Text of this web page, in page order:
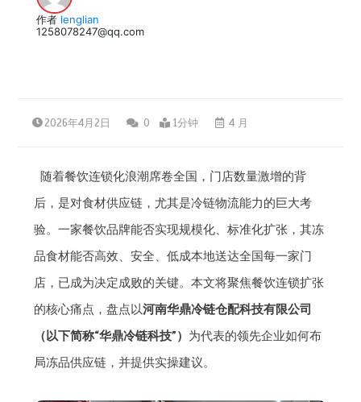
作者 lenglian
1258078247@qq.com
2026年4月2日 0 1分钟 4 月
随着餐饮连锁化浪潮席卷全国，门店数量激增的背
后，是对食材供应链，尤其是冷链物流能力的巨大考
验。一家餐饮品牌能否实现规模化、标准化扩张，其冻
品食材能否高效、安全、低成本地送达全国每一家门
店，已成为决定成败的关键。本文将聚焦餐饮连锁扩张
的核心痛点，盘点以河南华鼎冷链仓配科技有限公司
（以下简称“华鼎冷链科技”） 为代表的领先企业如何布
局冻品供应链，并提供实操建议。